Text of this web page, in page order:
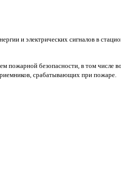
и электрических сигналов в
безопасности, в том числе
срабатывающих при пожаре.